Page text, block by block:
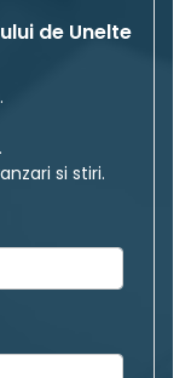
de Unelte
si stiri.